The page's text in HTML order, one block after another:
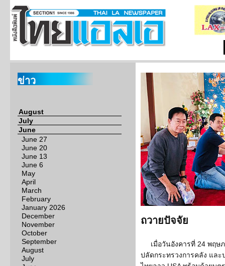
ข่าว
August
July
June
June 27
June 20
June 13
June 6
May
April
March
February
January 2026
December
November
October
September
August
July
ถวายปัจจัย
เมื่อวันอังคารที่ 24 พฤษ
ปลัดกระทรวงการคลัง แล